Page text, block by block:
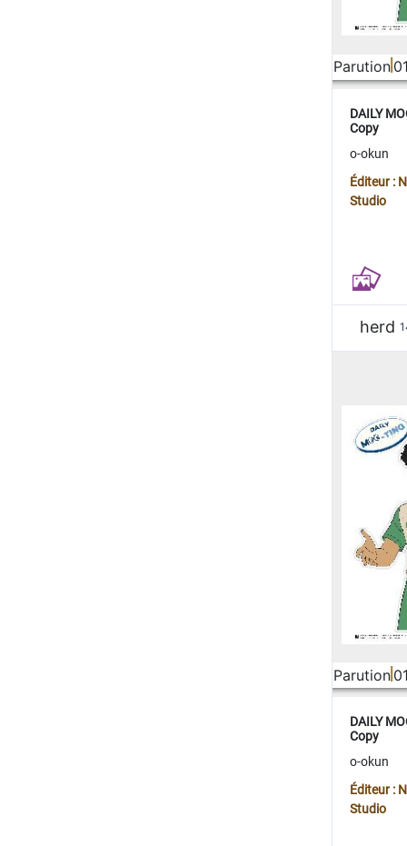
Parution
DAILY
Copy
o-okun
Éditeur :
Studio
herd
Parution
DAILY
Copy
o-okun
Éditeur :
Studio